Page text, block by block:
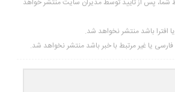
افترا باشد منتشر نخواهد شد.
فارسی یا غیر مرتبط با خبر باشد منتشر نخواهد شد.